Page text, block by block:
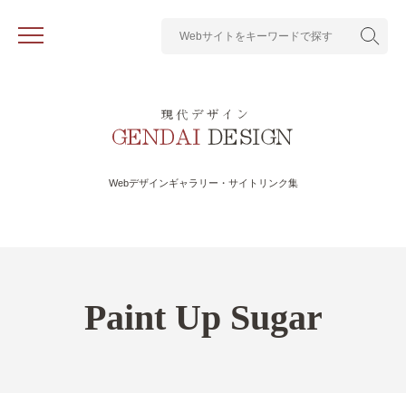
Webデザインギャラリー・サイトリンク集
Paint Up Sugar